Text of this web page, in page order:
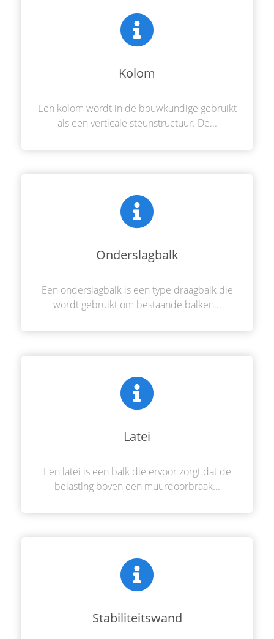
Kolom
Een kolom wordt in de bouwkundige gebruikt
als een verticale steunstructuur. De...
Onderslagbalk
Een onderslagbalk is een type draagbalk die
wordt gebruikt om bestaande balken...
Latei
Een latei is een balk die ervoor zorgt dat de
belasting boven een muurdoorbraak...
Stabiliteitswand